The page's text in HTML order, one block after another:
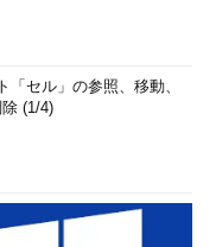
「セル」の参照、移動、
(1/4)